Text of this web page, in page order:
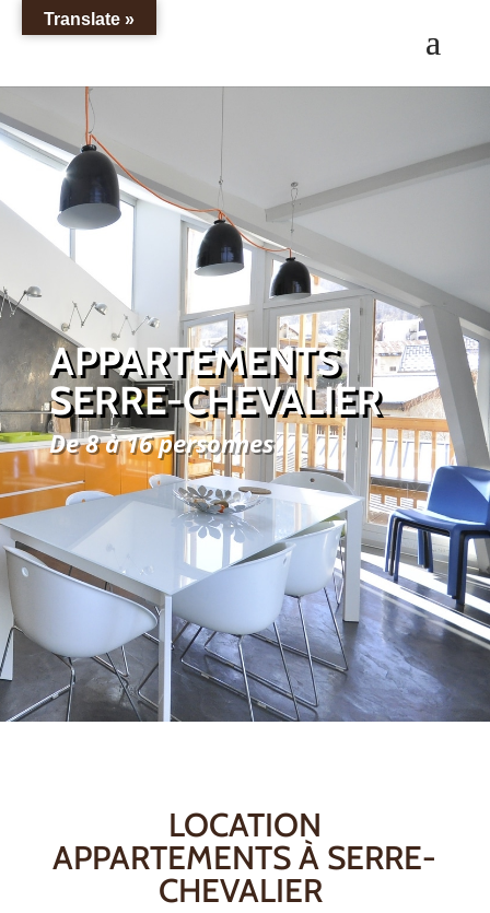
APPARTEMENTS
SERRE-CHEVALIER
De 8 à 16 personnes
LOCATION
APPARTEMENTS À SERRE-
CHEVALIER
Translate »